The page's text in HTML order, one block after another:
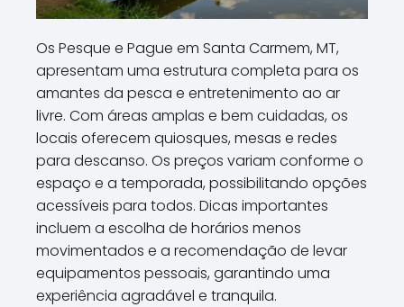
Os Pesque e Pague em Santa Carmem, MT,
apresentam uma estrutura completa para os
amantes da pesca e entretenimento ao ar
livre. Com áreas amplas e bem cuidadas, os
locais oferecem quiosques, mesas e redes
para descanso. Os preços variam conforme o
espaço e a temporada, possibilitando opções
acessíveis para todos. Dicas importantes
incluem a escolha de horários menos
movimentados e a recomendação de levar
equipamentos pessoais, garantindo uma
experiência agradável e tranquila.